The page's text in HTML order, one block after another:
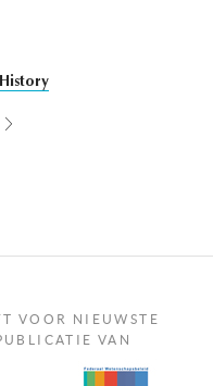
VOOR NIEUWSTE
VAN